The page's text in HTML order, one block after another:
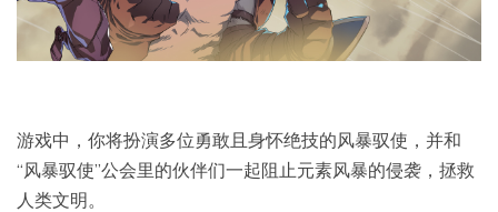
游戏中，你将扮演多位勇敢且身怀绝技的风暴驭使，并和
“风暴驭使”公会里的伙伴们一起阻止元素风暴的侵袭，拯救
人类文明。